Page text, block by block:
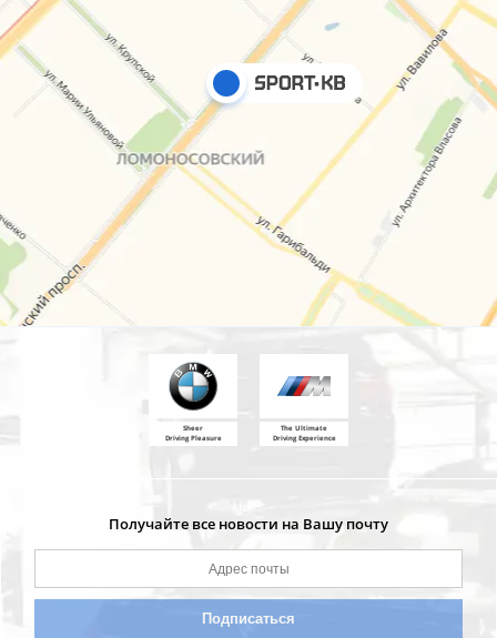
Sheer
Driving Pleasure
The Ultimate
Driving Experience
Получайте все новости на Вашу почту